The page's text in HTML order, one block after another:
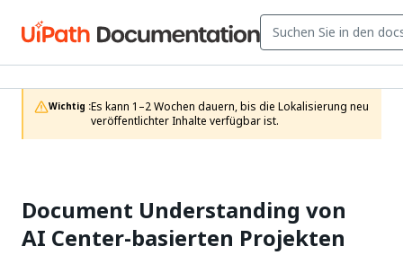
Wichtig :Es kann 1–2 Wochen dauern, bis die Lokalisierung neu
veröffentlichter Inhalte verfügbar ist.
Document Understanding von
AI Center-basierten Projekten